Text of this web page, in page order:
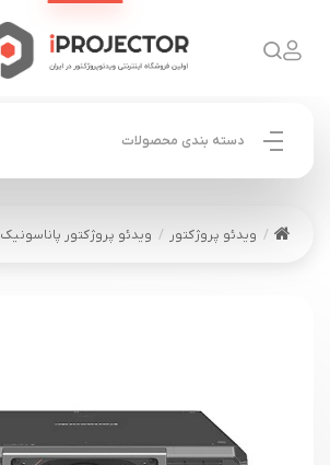
دسته بندی محصولات
ویدئو پروژکتور ویدئو پروژکتور پاناسونیک